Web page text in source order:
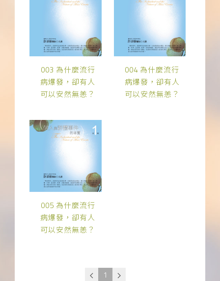
003 為什麼流行
病爆發，卻有人
可以安然無恙？
004 為什麼流行
病爆發，卻有人
可以安然無恙？
005 為什麼流行
病爆發，卻有人
可以安然無恙？
1